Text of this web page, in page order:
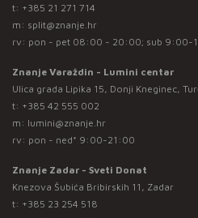
t: +385 21 271 714
m: split@znanje.hr
rv: pon - pet 08:00 - 20:00; sub 9:00-
Znanje Varaždin - Lumini centar
Ulica grada Lipika 15, Donji Kneginec,
t: +385 42 555 002
m: lumini@znanje.hr
rv: pon - ned* 9:00-21:00
Znanje Zadar - Sveti Donat
Knezova Šubića Bribirskih 11, Zadar
t: +385 23 254 518